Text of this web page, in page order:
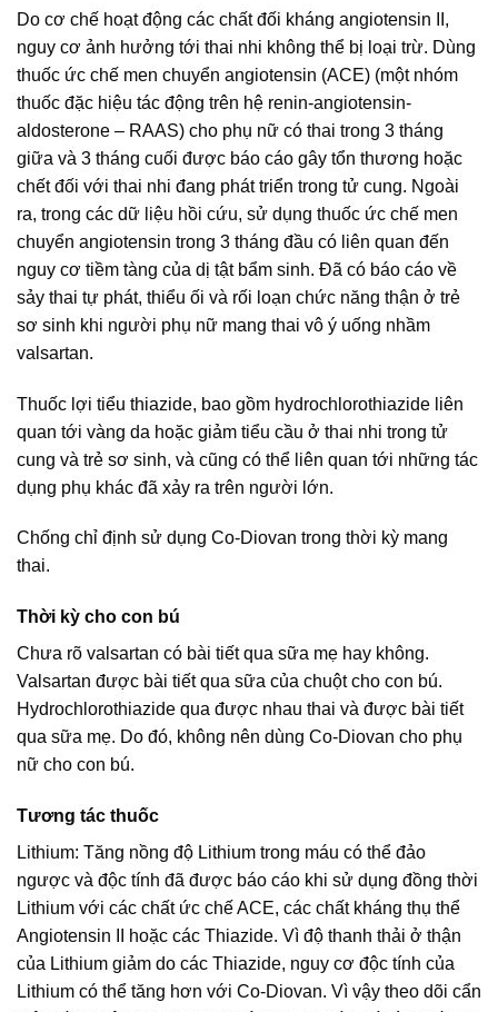
Do cơ chế hoạt động các chất đối kháng angiotensin II,
nguy cơ ảnh hưởng tới thai nhi không thể bị loại trừ. Dùng
thuốc ức chế men chuyển angiotensin (ACE) (một nhóm
thuốc đặc hiệu tác động trên hệ renin-angiotensin-
aldosterone – RAAS) cho phụ nữ có thai trong 3 tháng
giữa và 3 tháng cuối được báo cáo gây tổn thương hoặc
chết đối với thai nhi đang phát triển trong tử cung. Ngoài
ra, trong các dữ liệu hồi cứu, sử dụng thuốc ức chế men
chuyển angiotensin trong 3 tháng đầu có liên quan đến
nguy cơ tiềm tàng của dị tật bẩm sinh. Đã có báo cáo về
sảy thai tự phát, thiểu ối và rối loạn chức năng thận ở trẻ
sơ sinh khi người phụ nữ mang thai vô ý uống nhầm
valsartan.
Thuốc lợi tiểu thiazide, bao gồm hydrochlorothiazide liên
quan tới vàng da hoặc giảm tiểu cầu ở thai nhi trong tử
cung và trẻ sơ sinh, và cũng có thể liên quan tới những tác
dụng phụ khác đã xảy ra trên người lớn.
Chống chỉ định sử dụng Co-Diovan trong thời kỳ mang
thai.
Thời kỳ cho con bú
Chưa rõ valsartan có bài tiết qua sữa mẹ hay không.
Valsartan được bài tiết qua sữa của chuột cho con bú.
Hydrochlorothiazide qua được nhau thai và được bài tiết
qua sữa mẹ. Do đó, không nên dùng Co-Diovan cho phụ
nữ cho con bú.
Tương tác thuốc
Lithium: Tăng nồng độ Lithium trong máu có thể đảo
ngược và độc tính đã được báo cáo khi sử dụng đồng thời
Lithium với các chất ức chế ACE, các chất kháng thụ thể
Angiotensin II hoặc các Thiazide. Vì độ thanh thải ở thận
của Lithium giảm do các Thiazide, nguy cơ độc tính của
Lithium có thể tăng hơn với Co-Diovan. Vì vậy theo dõi cẩn